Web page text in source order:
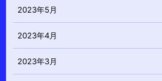
2023年5月
2023年4月
2023年3月